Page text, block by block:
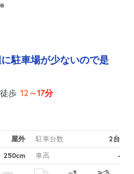
駐車場が少ないので是
徒歩 12～17分
屋外 駐車台数 2台
250cm 車高 -